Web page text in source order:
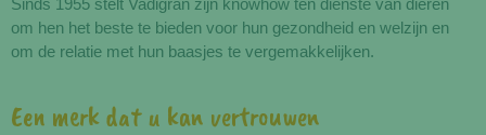
om hen het beste te bieden voor hun gezondheid en welzijn en
om de relatie met hun baasjes te vergemakkelijken.
Een merk dat u kan vertrouwen